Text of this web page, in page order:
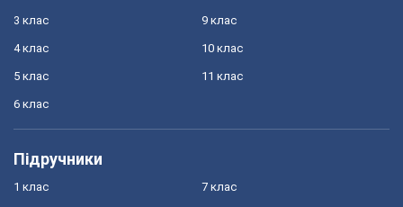
3 клас
4 клас
5 клас
6 клас
9 клас
10 клас
11 клас
Підручники
1 клас 7 клас